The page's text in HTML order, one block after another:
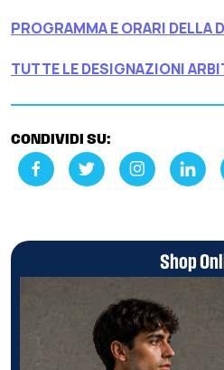
PROGRAMMA E ORARI DELLA
TUTTE LE DESIGNAZIONI
CONDIVIDI SU:
Shop